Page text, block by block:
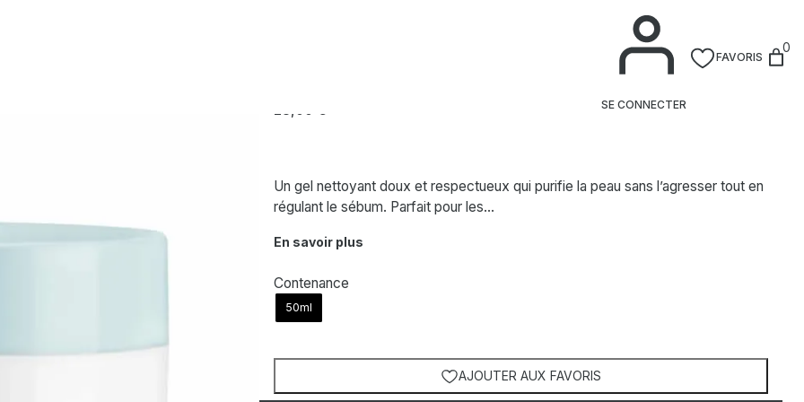
SE CONNECTER
FAVORIS
0
28,00 €
Un gel nettoyant doux et respectueux qui purifie la peau sans l’agresser tout en
régulant le sébum. Parfait pour les…
En savoir plus
Contenance
50ml
AJOUTER AUX FAVORIS